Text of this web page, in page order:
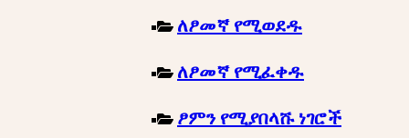
ለፆመኛ የሚወደዱ
ለፆመኛ የሚፈቀዱ
ፆምን የሚያበላሹ ነገሮች